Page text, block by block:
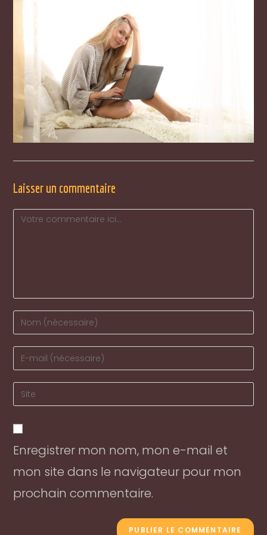
Laisser un commentaire
Comment
Enter
your
name
to
comment
Enter
your
email
address
comment
Enter
your
URL
(optional)
Enregistrer mon nom, mon e-mail et
mon site dans le navigateur pour mon
prochain commentaire.